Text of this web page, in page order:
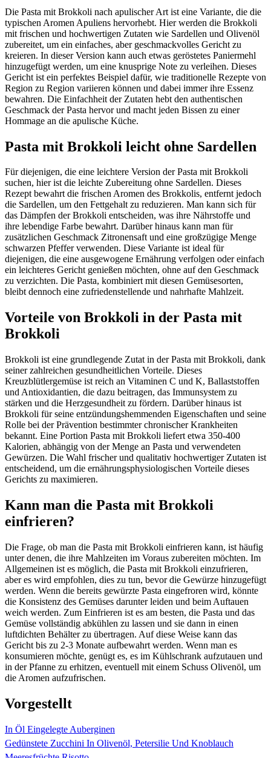
Die Pasta mit Brokkoli nach apulischer Art ist eine Variante, die die
typischen Aromen Apuliens hervorhebt. Hier werden die Brokkoli
mit frischen und hochwertigen Zutaten wie Sardellen und Olivenöl
zubereitet, um ein einfaches, aber geschmackvolles Gericht zu
kreieren. In dieser Version kann auch etwas geröstetes Paniermehl
hinzugefügt werden, um eine knusprige Note zu verleihen. Dieses
Gericht ist ein perfektes Beispiel dafür, wie traditionelle Rezepte von
Region zu Region variieren können und dabei immer ihre Essenz
bewahren. Die Einfachheit der Zutaten hebt den authentischen
Geschmack der Pasta hervor und macht jeden Bissen zu einer
Hommage an die apulische Küche.
Pasta mit Brokkoli leicht ohne Sardellen
Für diejenigen, die eine leichtere Version der Pasta mit Brokkoli
suchen, hier ist die leichte Zubereitung ohne Sardellen. Dieses
Rezept bewahrt die frischen Aromen des Brokkolis, entfernt jedoch
die Sardellen, um den Fettgehalt zu reduzieren. Man kann sich für
das Dämpfen der Brokkoli entscheiden, was ihre Nährstoffe und
ihre lebendige Farbe bewahrt. Darüber hinaus kann man für
zusätzlichen Geschmack Zitronensaft und eine großzügige Menge
schwarzen Pfeffer verwenden. Diese Variante ist ideal für
diejenigen, die eine ausgewogene Ernährung verfolgen oder einfach
ein leichteres Gericht genießen möchten, ohne auf den Geschmack
zu verzichten. Die Pasta, kombiniert mit diesen Gemüsesorten,
bleibt dennoch eine zufriedenstellende und nahrhafte Mahlzeit.
Vorteile von Brokkoli in der Pasta mit
Brokkoli
Brokkoli ist eine grundlegende Zutat in der Pasta mit Brokkoli, dank
seiner zahlreichen gesundheitlichen Vorteile. Dieses
Kreuzblütlergemüse ist reich an Vitaminen C und K, Ballaststoffen
und Antioxidantien, die dazu beitragen, das Immunsystem zu
stärken und die Herzgesundheit zu fördern. Darüber hinaus ist
Brokkoli für seine entzündungshemmenden Eigenschaften und seine
Rolle bei der Prävention bestimmter chronischer Krankheiten
bekannt. Eine Portion Pasta mit Brokkoli liefert etwa 350-400
Kalorien, abhängig von der Menge an Pasta und verwendeten
Gewürzen. Die Wahl frischer und qualitativ hochwertiger Zutaten ist
entscheidend, um die ernährungsphysiologischen Vorteile dieses
Gerichts zu maximieren.
Kann man die Pasta mit Brokkoli
einfrieren?
Die Frage, ob man die Pasta mit Brokkoli einfrieren kann, ist häufig
unter denen, die ihre Mahlzeiten im Voraus zubereiten möchten. Im
Allgemeinen ist es möglich, die Pasta mit Brokkoli einzufrieren,
aber es wird empfohlen, dies zu tun, bevor die Gewürze hinzugefügt
werden. Wenn die bereits gewürzte Pasta eingefroren wird, könnte
die Konsistenz des Gemüses darunter leiden und beim Auftauen
weich werden. Zum Einfrieren ist es am besten, die Pasta und das
Gemüse vollständig abkühlen zu lassen und sie dann in einen
luftdichten Behälter zu übertragen. Auf diese Weise kann das
Gericht bis zu 2-3 Monate aufbewahrt werden. Wenn man es
konsumieren möchte, genügt es, es im Kühlschrank aufzutauen und
in der Pfanne zu erhitzen, eventuell mit einem Schuss Olivenöl, um
die Aromen aufzufrischen.
Vorgestellt
In Öl Eingelegte Auberginen
Gedünstete Zucchini In Olivenöl, Petersilie Und Knoblauch